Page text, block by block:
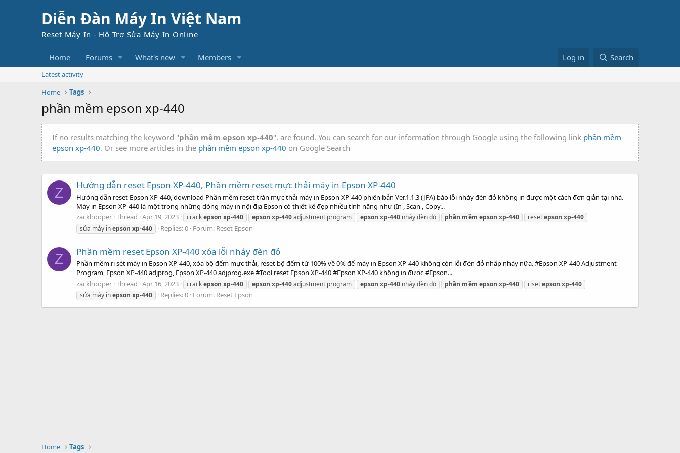
Diễn Đàn Máy In Việt Nam
Reset Máy In - Hỗ Trợ Sửa Máy In Online
Home Forums What's new Members Log in Search
Latest activity
Home
Tags
phần mềm epson xp-440
If no results matching the keyword "phần mềm epson xp-440". are found. You can search for our information through Google using the following link phần mềm
epson xp-440. Or see more articles in the phần mềm epson xp-440 on Google Search
Z Hướng dẫn reset Epson XP-440, Phần mềm reset mực thải máy in Epson XP-440
Hướng dẫn reset Epson XP-440, download Phần mềm reset tràn mực thải máy in Epson XP-440 phiên bản Ver.1.1.3 (JPA) báo lỗi nháy đèn đỏ không in được một cách đơn giản tại nhà. -
Máy in Epson XP-440 là một trong những dòng máy in nội địa Epson có thiết kế đẹp nhiều tính năng như (In , Scan , Copy...
zackhooper Thread Apr 19, 2023 crackepson xp-440 epson xp-440adjustment program epson xp-440 nháy đèn đỏ phần mềm epson xp-440 resetepson xp-440
sửa máy inepson xp-440 Replies: 0 Forum: Reset Epson
Z Phần mềm reset Epson XP-440 xóa lỗi nháy đèn đỏ
Phần mềm ri sét máy in Epson XP-440, xóa bộ đếm mực thải, reset bộ đếm từ 100% về 0% để máy in Epson XP-440 không còn lỗi đèn đỏ nhấp nháy nữa. #Epson XP-440 Adjustment
Program, Epson XP-440 adjprog, Epson XP-440 adjprog.exe #Tool reset Epson XP-440 #Epson XP-440 không in được #Epson...
zackhooper Thread Apr 16, 2023 crackepson xp-440 epson xp-440adjustment program epson xp-440 nháy đèn đỏ phần mềm epson xp-440 risetepson xp-440
sửa máy inepson xp-440 Replies: 0 Forum: Reset Epson
Home Tags